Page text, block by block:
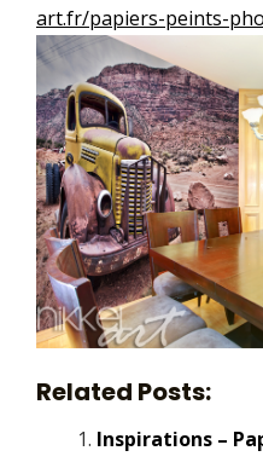
art.fr/papiers-peints-
Related Posts:
Inspirations –